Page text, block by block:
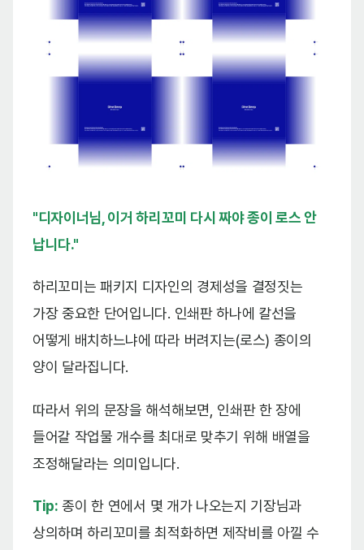
"디자이너님, 이거 하리꼬미 다시 짜야 종이 로스 안
납니다."
하리꼬미는 패키지 디자인의 경제성을 결정짓는
가장 중요한 단어입니다. 인쇄판 하나에 칼선을
어떻게 배치하느냐에 따라 버려지는(로스) 종이의
양이 달라집니다.
따라서 위의 문장을 해석해보면, 인쇄판 한 장에
들어갈 작업물 개수를 최대로 맞추기 위해 배열을
조정해달라는 의미입니다.
Tip: 종이 한 연에서 몇 개가 나오는지 기장님과
상의하며 하리꼬미를 최적화하면 제작비를 아낄 수